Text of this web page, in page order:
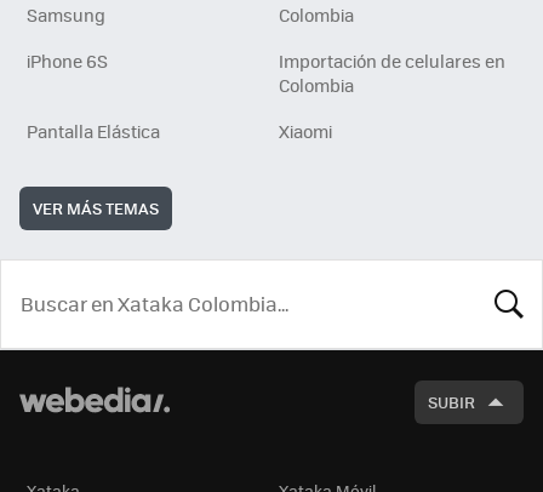
Samsung
Colombia
iPhone 6S
Importación de celulares en
Colombia
Pantalla Elástica
Xiaomi
VER MÁS TEMAS
SUBIR